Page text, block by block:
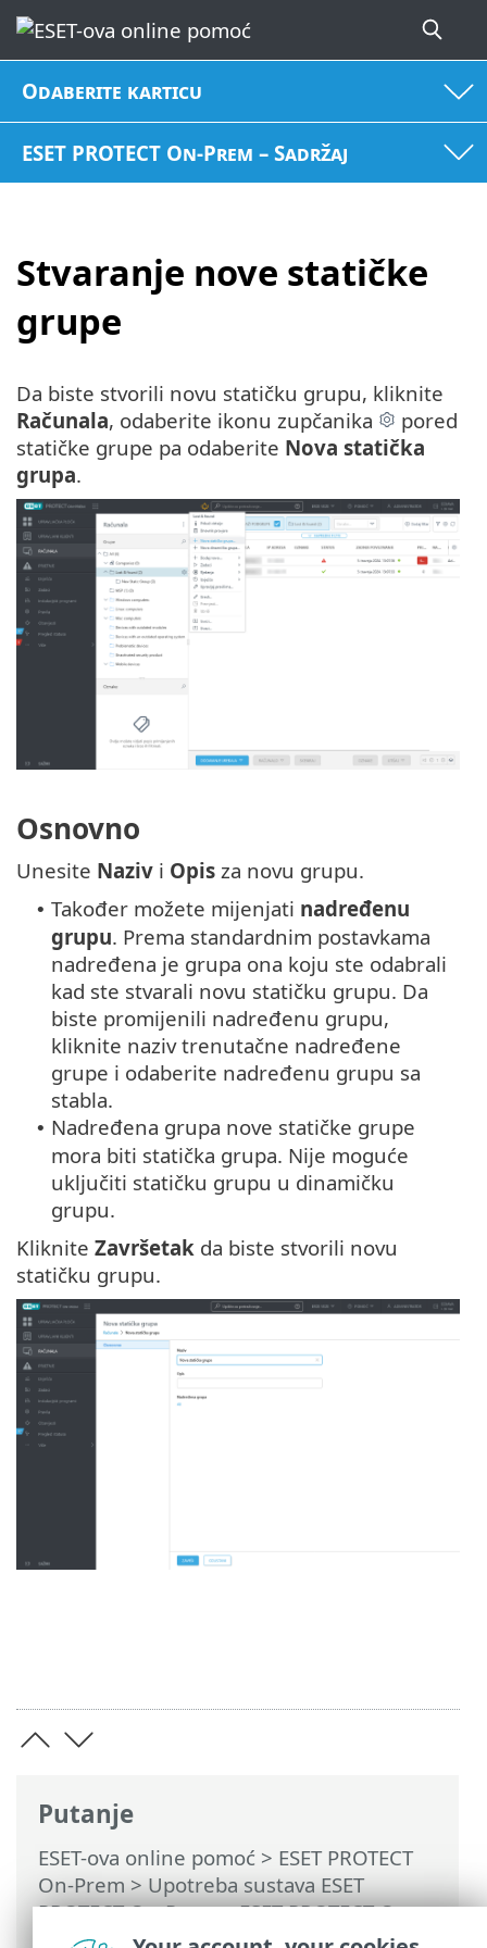
Odaberite karticu
ESET PROTECT On-Prem – Sadržaj
Stvaranje nove statičke
grupe
Putanje
ESET-ova online pomoć > ESET PROTECT
On-Prem > Upotreba sustava ESET
PROTECT On-Prem>ESET PROTECT On-
Prem Glavni izbornik>Računala>Grupe
Da biste stvorili novu statičku grupu, kliknite
Računala, odaberite ikonu zupčanika
pored
statičke grupe pa odaberite Nova statička
grupa.
Osnovno
Unesite Naziv i Opis za novu grupu.
• Također možete mijenjati nadređenu
grupu. Prema standardnim postavkama
nadređena je grupa ona koju ste odabrali
kad ste stvarali novu statičku grupu. Da
biste promijenili nadređenu grupu,
kliknite naziv trenutačne nadređene
grupe i odaberite nadređenu grupu sa
stabla.
• Nadređena grupa nove statičke grupe
mora biti statička grupa. Nije moguće
uključiti statičku grupu u dinamičku
grupu.
Kliknite Završetak da biste stvorili novu
statičku grupu.